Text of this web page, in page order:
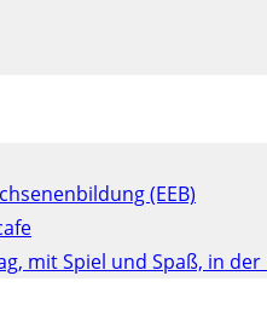
(EEB)
mit Spiel und Spaß, in